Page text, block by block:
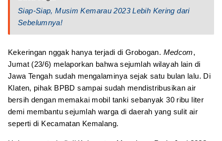
Siap-Siap, Musim Kemarau 2023 Lebih Kering dari
Sebelumnya!
Kekeringan nggak hanya terjadi di Grobogan. Medcom,
Jumat (23/6) melaporkan bahwa sejumlah wilayah lain di
Jawa Tengah sudah mengalaminya sejak satu bulan lalu. Di
Klaten, pihak BPBD sampai sudah mendistribusikan air
bersih dengan memakai mobil tanki sebanyak 30 ribu liter
demi membantu sejumlah warga di daerah yang sulit air
seperti di Kecamatan Kemalang.